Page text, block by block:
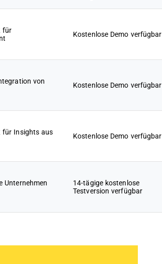
für
Kostenlose Demo verfügbar
von
Kostenlose Demo verfügbar
für Insights aus
Kostenlose Demo verfügbar
Unternehmen
14-tägige kostenlose
Testversion verfügbar